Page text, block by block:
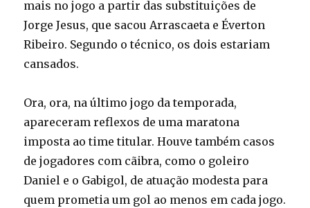
mais no jogo a partir das substituições de
Jorge Jesus, que sacou Arrascaeta e Éverton
Ribeiro. Segundo o técnico, os dois estariam
cansados.
Ora, ora, na último jogo da temporada,
apareceram reflexos de uma maratona
imposta ao time titular. Houve também casos
de jogadores com cãibra, como o goleiro
Daniel e o Gabigol, de atuação modesta para
quem prometia um gol ao menos em cada jogo.